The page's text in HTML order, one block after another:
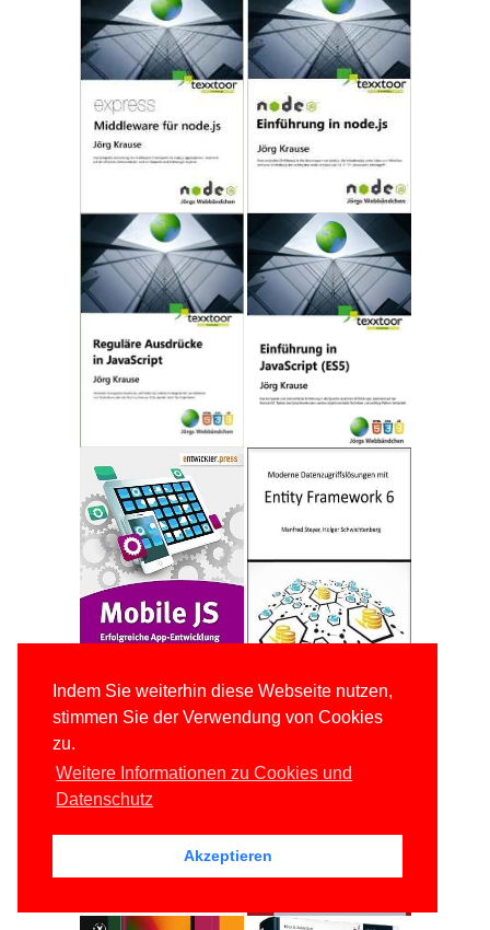
Indem Sie weiterhin diese Webseite nutzen,
stimmen Sie der Verwendung von Cookies
zu.
Weitere Informationen zu Cookies und
Datenschutz
Akzeptieren